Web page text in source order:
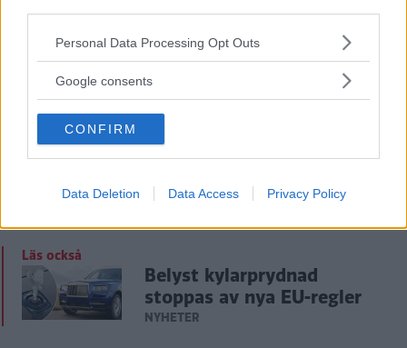
Please note that this website/app uses one or more Google
not limited to your visit or usage behaviour. You may click to
use your data for below specified purposes in below Google
consent section.
Personal Data Processing Opt Outs
Google consents
CONFIRM
Data Deletion Data Access Privacy Policy
Läs också
Belyst kylarprydnad
stoppas av nya EU-regler
NYHETER